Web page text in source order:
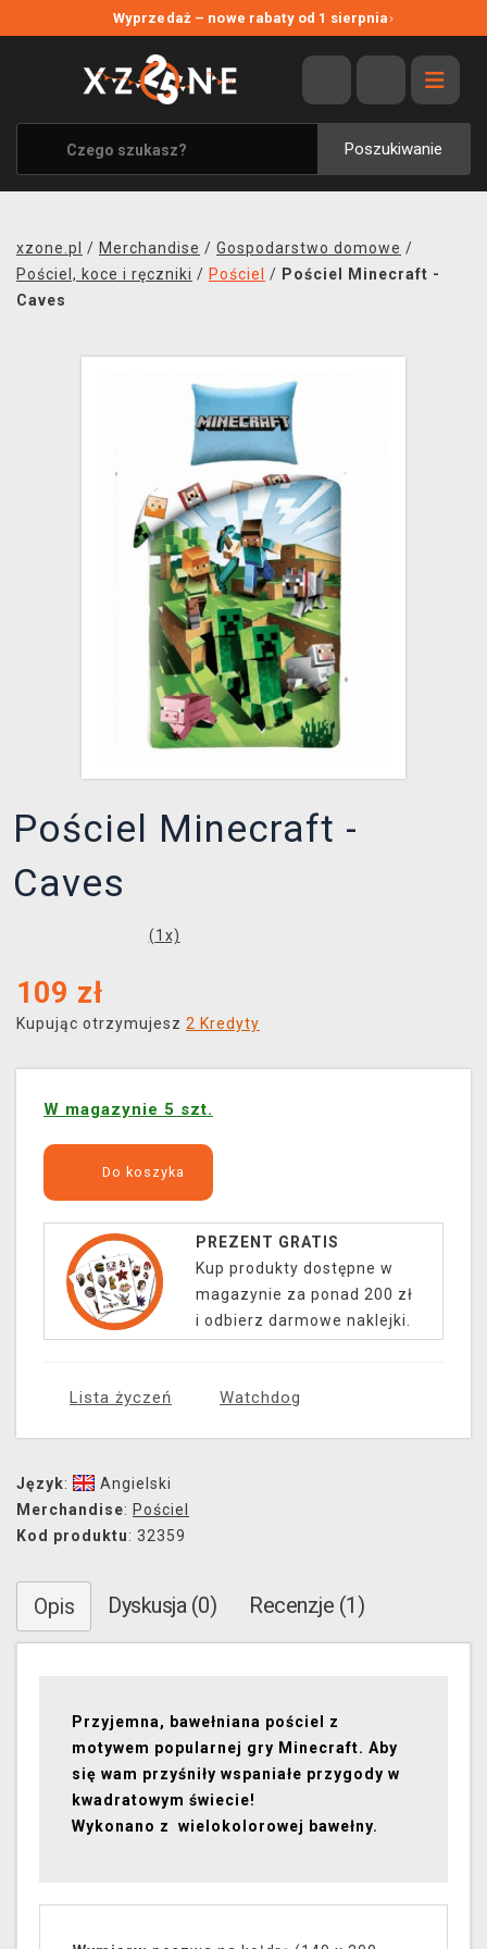
Wyprzedaż – nowe rabaty od 1 sierpnia›
Poszukiwanie
WYPRZEDAŻ
WSZYSTKIE MARKI
XZONE ORIGINALS
UBRANIA I AKCESORIA
SOUNDTRACKI
xzone.pl / Merchandise / Gospodarstwo domowe /
Pościel, koce i ręczniki / Pościel / Pościel Minecraft -
Caves
Pościel Minecraft -
Caves
(1 x)
109 zł
Kupując otrzymujesz 2 Kredyty
W magazynie 5 szt.
Do koszyka
PREZENT GRATIS
Kup produkty dostępne w
magazynie za ponad 200 zł
i odbierz darmowe naklejki.
Lista życzeń Watchdog
Język:
Angielski
Merchandise: Pościel
Kod produktu: 32359
Opis Dyskusja (0) Recenzje (1)
Przyjemna, bawełniana pościel z
motywem popularnej gry Minecraft. Aby
się wam przyśniły wspaniałe przygody w
kwadratowym świecie!
Wykonano z wielokolorowej bawełny.